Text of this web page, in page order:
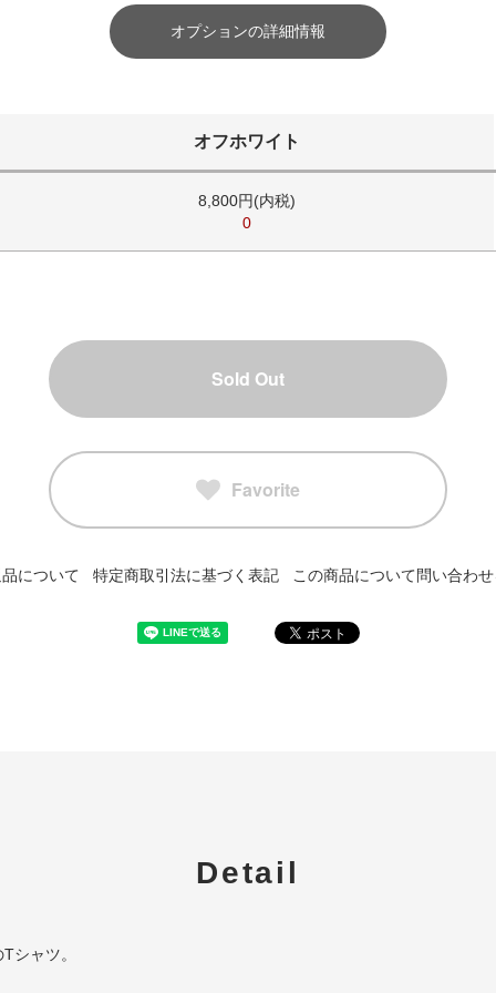
オプションの詳細情報
オフホワイト
8,800円(内税)
0
Sold Out
Favorite
について 特定商取引法に基づく表記 この商品について問い合わ
Detail
シャツ。